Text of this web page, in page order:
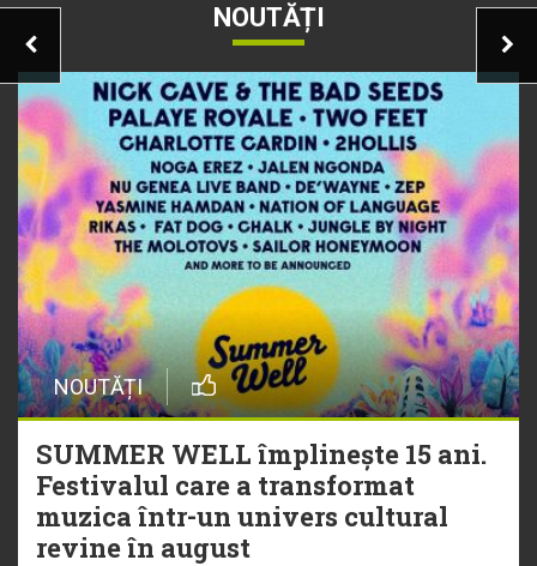
NOUTĂȚI
NOUTĂȚI
SUMMER WELL împlinește 15 ani.
Festivalul care a transformat
muzica într-un univers cultural
revine în august